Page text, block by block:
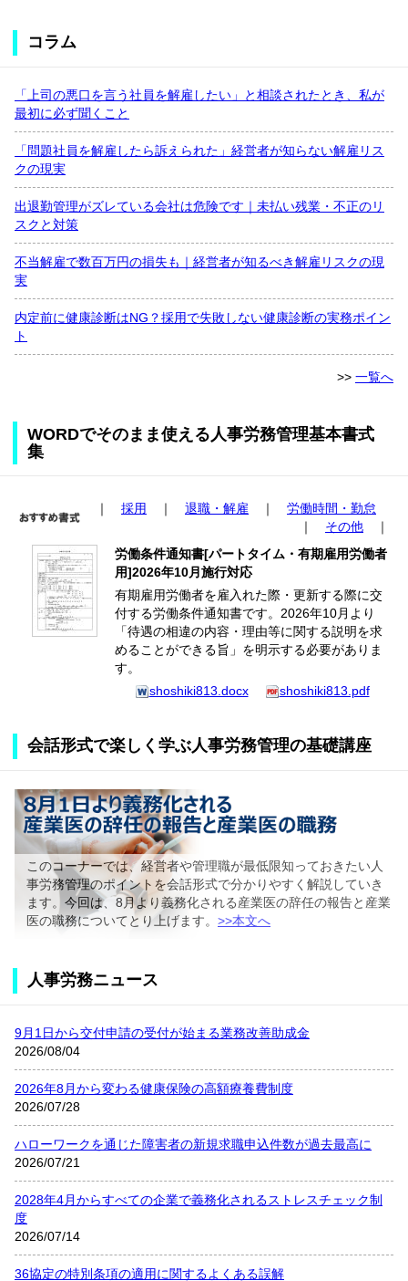
コラム
「上司の悪口を言う社員を解雇したい」と相談されたとき、私が
最初に必ず聞くこと
「問題社員を解雇したら訴えられた」経営者が知らない解雇リス
クの現実
出退勤管理がズレている会社は危険です｜未払い残業・不正のリ
スクと対策
不当解雇で数百万円の損失も｜経営者が知るべき解雇リスクの現
実
内定前に健康診断はNG？採用で失敗しない健康診断の実務ポイン
ト
>> 一覧へ
WORDでそのまま使える人事労務管理基本書式
集
｜ 採用 ｜ 退職・解雇 ｜ 労働時間・勤怠
｜ その他 ｜
労働条件通知書[パートタイム・有期雇用労働者
用]2026年10月施行対応
有期雇用労働者を雇入れた際・更新する際に交
付する労働条件通知書です。2026年10月より
「待遇の相違の内容・理由等に関する説明を求
めることができる旨」を明示する必要がありま
す。
shoshiki813.docx
shoshiki813.pdf
会話形式で楽しく学ぶ人事労務管理の基礎講座
このコーナーでは、経営者や管理職が最低限知っておきたい人
事労務管理のポイントを会話形式で分かりやすく解説していき
ます。今回は、8月より義務化される産業医の辞任の報告と産業
医の職務についてとり上げます。 >>本文へ
人事労務ニュース
9月1日から交付申請の受付が始まる業務改善助成金
2026/08/04
2026年8月から変わる健康保険の高額療養費制度
2026/07/28
ハローワークを通じた障害者の新規求職申込件数が過去最高に
2026/07/21
2028年4月からすべての企業で義務化されるストレスチェック制
度
2026/07/14
36協定の特別条項の適用に関するよくある誤解